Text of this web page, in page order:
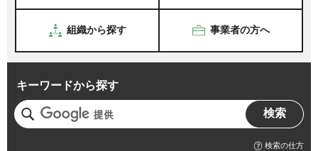
組織から探す 事業者の方へ
キーワードから探す
検索の仕方